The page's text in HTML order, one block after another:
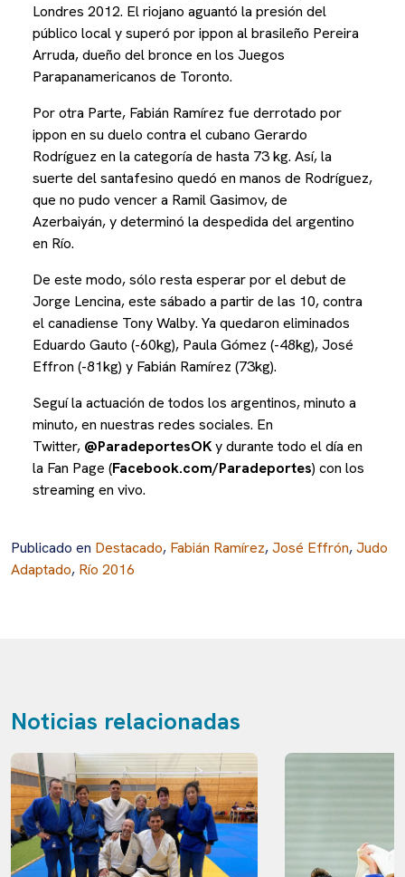
Londres 2012. El riojano aguantó la presión del
público local y superó por ippon al brasileño Pereira
Arruda, dueño del bronce en los Juegos
Parapanamericanos de Toronto.
Por otra Parte, Fabián Ramírez fue derrotado por
ippon en su duelo contra el cubano Gerardo
Rodríguez en la categoría de hasta 73 kg. Así, la
suerte del santafesino quedó en manos de Rodríguez,
que no pudo vencer a Ramil Gasimov, de
Azerbaiyán, y determinó la despedida del argentino
en Río.
De este modo, sólo resta esperar por el debut de
Jorge Lencina, este sábado a partir de las 10, contra
el canadiense Tony Walby. Ya quedaron eliminados
Eduardo Gauto (-60kg), Paula Gómez (-48kg), José
Effron (-81kg) y Fabián Ramírez (73kg).
Seguí la actuación de todos los argentinos, minuto a
minuto, en nuestras redes sociales. En
Twitter, @ParadeportesOKy durante todo el día en
la Fan Page (Facebook.com/Paradeportes) con los
streaming en vivo.
Publicado en Destacado, Fabián Ramírez,José Effrón,Judo
Adaptado, Río 2016
Noticias relacionadas